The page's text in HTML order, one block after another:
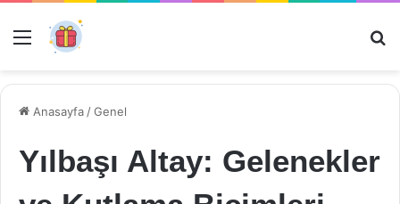
Menü
Anasayfa /Genel
Yılbaşı Altay: Gelenekler